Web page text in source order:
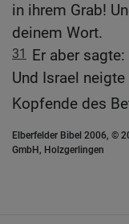
in ihrem Grab!
deinem Wort.
31
Er aber
Und Israel
Kopfende des
Elberfelder Bibel 2006, ©
GmbH, Holzgerlingen